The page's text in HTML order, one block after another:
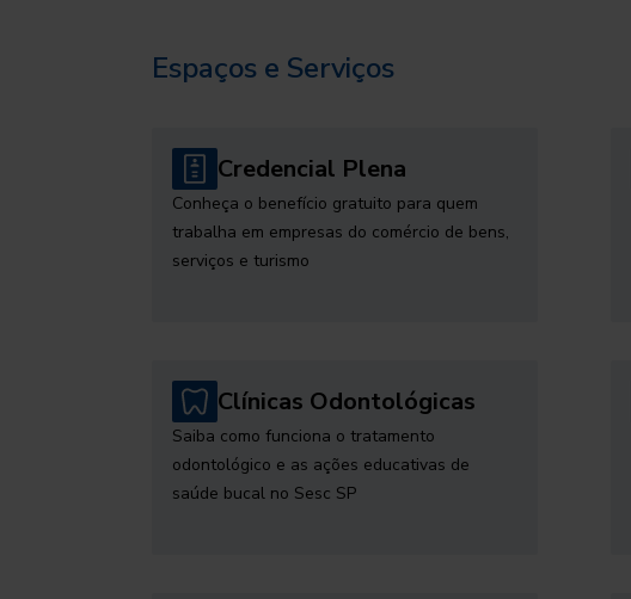
Espaços e Serviços
Credencial Plena
Conheça o benefício gratuito para quem
trabalha em empresas do comércio de bens,
serviços e turismo
Clínicas Odontológicas
Saiba como funciona o tratamento
odontológico e as ações educativas de
saúde bucal no Sesc SP